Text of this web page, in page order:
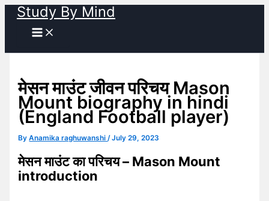
Skip
content
Study By Mind
मेसन माउंट जीवन परिचय Mason
Mount biography in hindi
(England Football player)
ByAnamika raghuwanshi/July 29, 2023
मेसन माउंट का परिचय – Mason Mount
introduction